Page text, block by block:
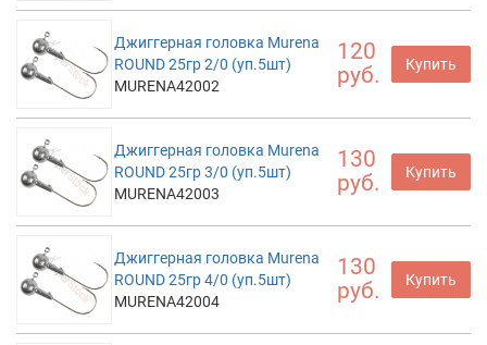
Джиггерная головка Murena
ROUND 25гр 2/0 (уп.5шт)
MURENA42002
120
руб.
Купить
Джиггерная головка Murena
ROUND 25гр 3/0 (уп.5шт)
MURENA42003
130
руб.
Купить
Джиггерная головка Murena
ROUND 25гр 4/0 (уп.5шт)
MURENA42004
130
руб.
Купить